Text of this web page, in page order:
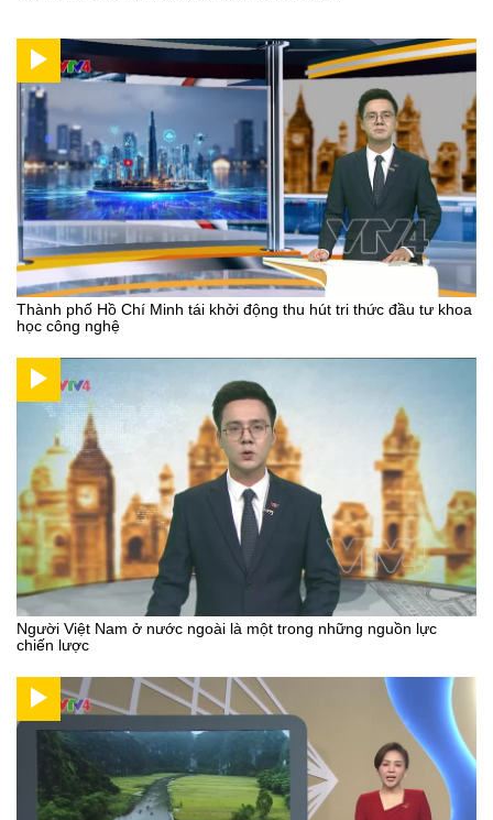
Thành phố Hồ Chí Minh tái khởi động thu hút tri thức đầu tư khoa
học công nghệ
Người Việt Nam ở nước ngoài là một trong những nguồn lực
chiến lược